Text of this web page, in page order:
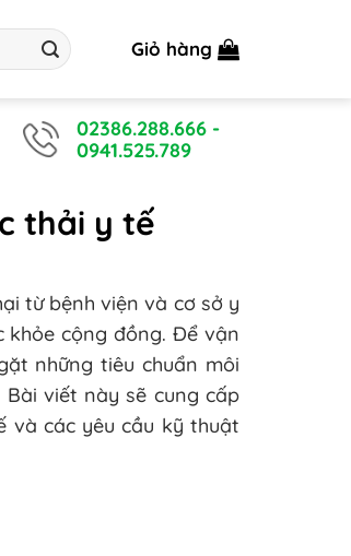
Giỏ hàng
02386.288.666 -
0941.525.789
thải y tế
từ bệnh viện và cơ sở y
khỏe cộng đồng. Để vận
những tiêu chuẩn môi
Bài viết này sẽ cung cấp
và các yêu cầu kỹ thuật